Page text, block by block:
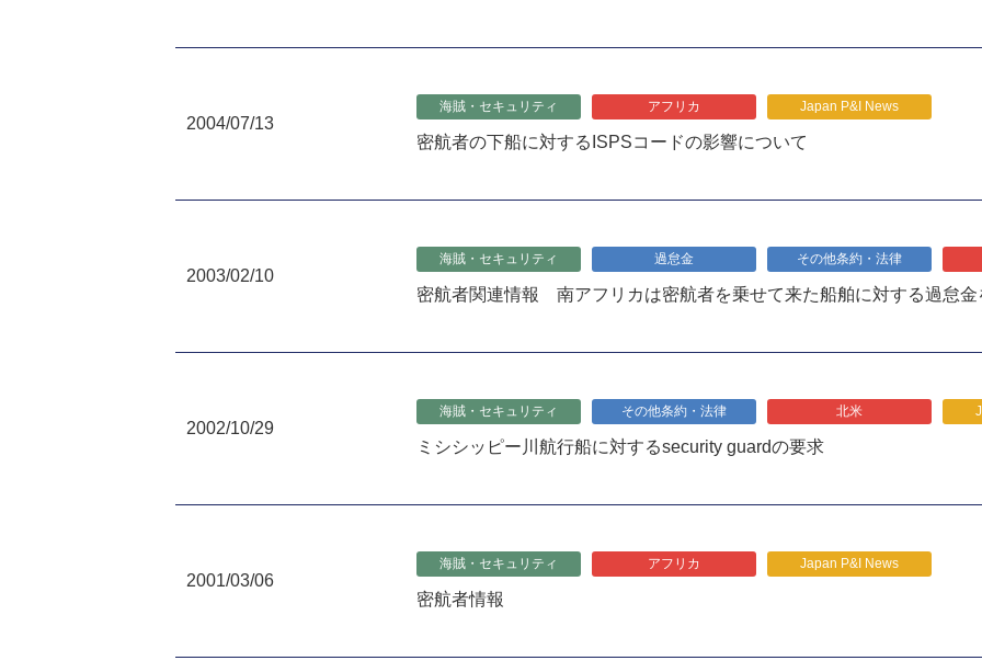
2004/07/13
海賊・セキュリティ アフリカ Japan P&I News
密航者の下船に対するISPSコードの影響について
2003/02/10
海賊・セキュリティ 過怠金 その他条約・法律
密航者関連情報 南アフリカは密航者を乗せて来た船舶に対する過怠金
2002/10/29
海賊・セキュリティ その他条約・法律 北米
ミシシッピー川航行船に対するsecurity guardの要求
2001/03/06
海賊・セキュリティ アフリカ Japan P&I News
密航者情報